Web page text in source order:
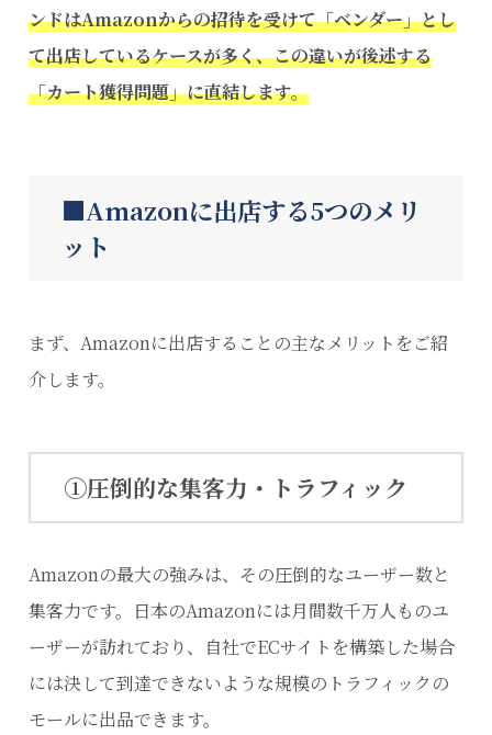
ンドはAmazonからの招待を受けて「ベンダー」とし
て出店しているケースが多く、この違いが後述する
「カート獲得問題」に直結します。
Amazonに出店する5つのメリ
ット
まず、Amazonに出店することの主なメリットをご紹
介します。
①圧倒的な集客力・トラフィック
Amazonの最大の強みは、その圧倒的なユーザー数と
集客力です。日本のAmazonには月間数千万人ものユ
ーザーが訪れており、自社でECサイトを構築した場合
には決して到達できないような規模のトラフィックの
モールに出品できます。